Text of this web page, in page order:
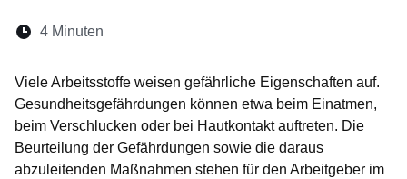
Lesedauer:
4 Minuten
Viele Arbeitsstoffe weisen gefährliche Eigenschaften auf.
Gesundheitsgefährdungen können etwa beim Einatmen,
beim Verschlucken oder bei Hautkontakt auftreten. Die
Beurteilung der Gefährdungen sowie die daraus
abzuleitenden Maßnahmen stehen für den Arbeitgeber im